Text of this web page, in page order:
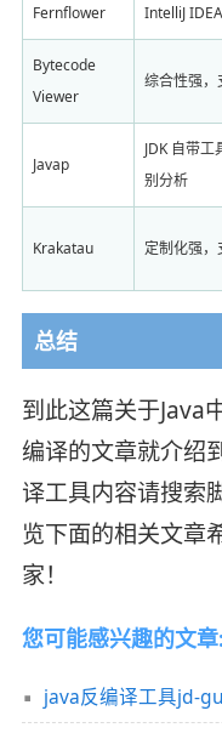
Fernflower IntelliJ
Bytecode
Viewer
综合性强，
Javap
JDK 自带
别分析
Krakatau 定制化强
总结
到此这篇关于Java
编译的文章就介绍
译工具内容请搜索
览下面的相关文章
家！
您可能感兴趣的文章:
java反编译工具jd-